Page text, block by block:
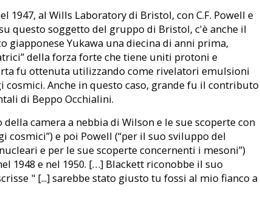
1947, al Wills Laboratory di Bristol, con C.F. Powell e
questo soggetto del gruppo di Bristol, c'è anche il
giapponese Yukawa una diecina di anni prima,
della forza forte che tiene uniti protoni e
fu ottenuta utilizzando come rivelatori emulsioni
Anche in questo caso, grande fu il contributo
di Beppo Occhialini.
camera a nebbia di Wilson e le sue scoperte con
cosmici”) e poi Powell (“per il suo sviluppo del
e per le sue scoperte concernenti i mesoni”)
1948 e nel 1950. […] Blackett riconobbe il suo
" [...] sarebbe stato giusto tu fossi al mio fianco a